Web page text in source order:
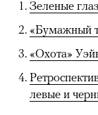
Зеленые
«Бумажный
«Охота»
левые и